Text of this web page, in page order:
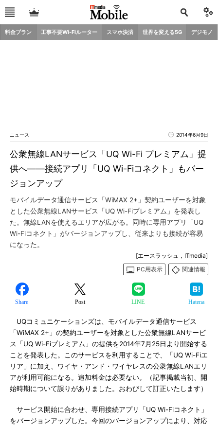
料金プラン 工事不要Wi-Fiルーター スマホ決済 世界を変える5G デジモノ
ニュース 2014年6月9日
公衆無線LANサービス「UQ Wi-Fi プレミアム」提
供へ――接続アプリ「UQ Wi-Fiコネクト」もバー
ジョンアップ
モバイルデータ通信サービス「WiMAX 2+」契約ユーザーを対象
とした公衆無線LANサービス「UQ Wi-Fiプレミアム」を発表し
た。無線LANを使えるエリアが広がる。同時に専用アプリ「UQ
Wi-Fiコネクト」がバージョンアップし、従来よりも接続が容易
になった。
[エースラッシュ，ITmedia]
PC用表示
関連情報
Share Post LINE Hatena
UQコミュニケーションズは、モバイルデータ通信サービス
「WiMAX 2+」の契約ユーザーを対象とした公衆無線LANサービ
ス「UQ Wi-Fiプレミアム」の提供を2014年7月25日より開始する
ことを発表した。このサービスを利用することで、「UQ Wi-Fiエ
リア」に加え、ワイヤ・アンド・ワイヤレスの公衆無線LANエリ
アが利用可能になる。追加料金は必要ない。（記事掲載当初、開
始時期について誤りがありました。おわびして訂正いたします）
サービス開始に合わせ、専用接続アプリ「UQ Wi-Fiコネクト」
をバージョンアップした。今回のバージョンアップにより、対応